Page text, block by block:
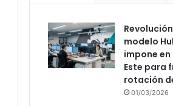
Revolución
modelo
impone en
Este para
rotación
01/03/2026